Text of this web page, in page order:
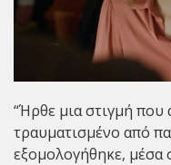
“Ήρθε μια στιγμή
τραυματισμένο από
εξομολογήθηκε, μέσα